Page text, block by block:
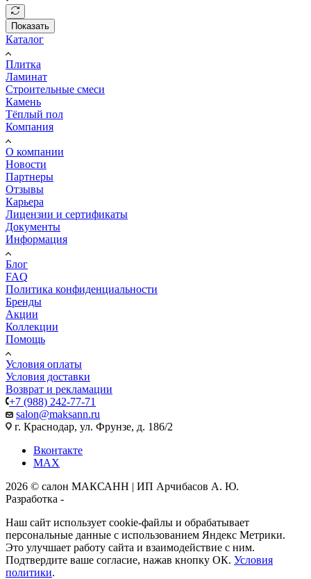
Показать
Каталог
Плитка
Ламинат
Строительные смеси
Камень
Тёплый пол
Компания
О компании
Новости
Партнеры
Отзывы
Карьера
Лицензии и сертификаты
Документы
Информация
Блог
FAQ
Политика конфиденциальности
Бренды
Акции
Коллекции
Помощь
Условия оплаты
Условия доставки
Возврат и рекламации
+7 (988) 242-77-71
salon@maksann.ru
г. Краснодар, ул. Фрунзе, д. 186/2
Вконтакте
MAX
2026 © салон МАКСАНН | ИП Арчибасов А. Ю.
Разработка -
Наш сайт использует cookie-файлы и обрабатывает
персональные данные с использованием Яндекс Метрики.
Это улучшает работу сайта и взаимодействие с ним.
Подтвердите ваше согласие, нажав кнопку ОК. Условия
политики.